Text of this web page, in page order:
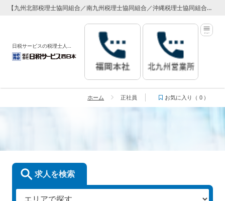
【九州北部税理士協同組合／南九州税理士協同組合／沖縄税理士協同組合】 専属代理店 日税サービス西日本
日税サービスの税理士人材紹介サービス
ホーム 正社員 お気に入り（ 0 ）
求人を検索